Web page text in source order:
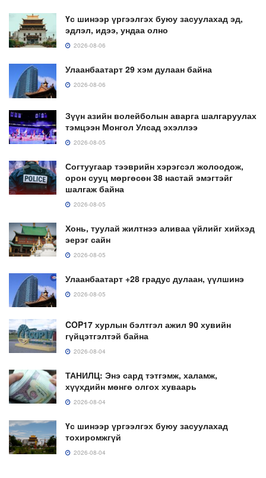
Үс шинээр үргээлгэх буюу засуулахад эд,
эдлэл, идээ, ундаа олно
2026-08-06
Улаанбаатарт 29 хэм дулаан байна
2026-08-06
Зүүн азийн волейболын аварга шалгаруулах
тэмцээн Монгол Улсад эхэллээ
2026-08-05
Согтуугаар тээврийн хэрэгсэл жолоодож,
орон сууц мөргөсөн 38 настай эмэгтэйг
шалгаж байна
2026-08-05
Хонь, туулай жилтнээ аливаа үйлийг хийхэд
эерэг сайн
2026-08-05
Улаанбаатарт +28 градус дулаан, үүлшинэ
2026-08-05
COP17 хурлын бэлтгэл ажил 90 хувийн
гүйцэтгэлтэй байна
2026-08-04
ТАНИЛЦ: Энэ сард тэтгэмж, халамж,
хүүхдийн мөнгө олгох хуваарь
2026-08-04
Үс шинээр үргээлгэх буюу засуулахад
тохиромжгүй
2026-08-04